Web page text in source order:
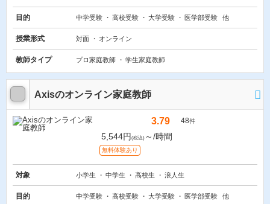
目的 中学受験 高校受験 大学受験 医学部受験 他
授業形式 対面 オンライン
教師タイプ プロ家庭教師 学生家庭教師
Axisのオンライン家庭教師
3.79 48件
5,544円 (税込) ～/時間
無料体験あり
対象 小学生 中学生 高校生 浪人生
目的 中学受験 高校受験 大学受験 医学部受験 他